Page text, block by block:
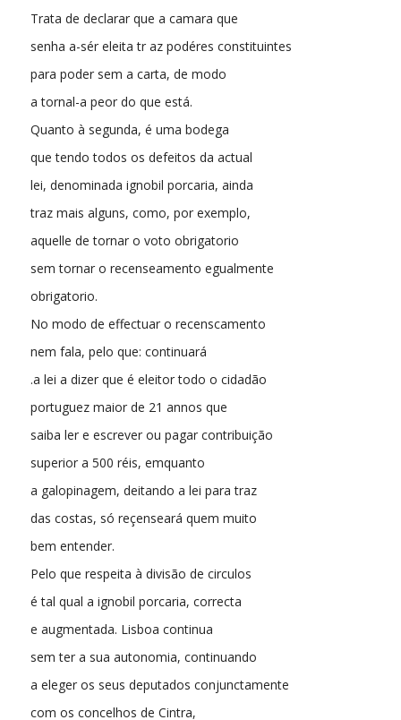
Trata de declarar que a camara que
senha a-sér eleita tr az podéres constituintes
para poder sem a carta, de modo
a tornal-a peor do que está.
Quanto à segunda, é uma bodega
que tendo todos os defeitos da actual
lei, denominada ignobil porcaria, ainda
traz mais alguns, como, por exemplo,
aquelle de tornar o voto obrigatorio
sem tornar o recenseamento egualmente
obrigatorio.
No modo de effectuar o recenscamento
nem fala, pelo que: continuará
.a lei a dizer que é eleitor todo o cidadão
portuguez maior de 21 annos que
saiba ler e escrever ou pagar contribuição
superior a 500 réis, emquanto
a galopinagem, deitando a lei para traz
das costas, só reçenseará quem muito
bem entender.
Pelo que respeita à divisão de circulos
é tal qual a ignobil porcaria, correcta
e augmentada. Lisboa continua
sem ter a sua autonomia, continuando
a eleger os seus deputados conjunctamente
com os concelhos de Cintra,